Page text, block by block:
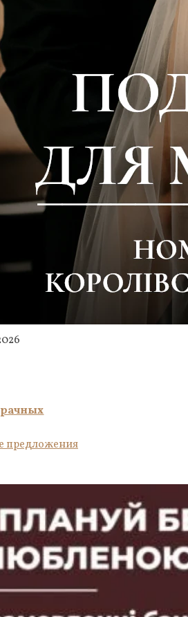
предложения